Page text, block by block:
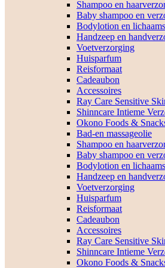
Shampoo en
Baby shampoo en
Bodylotion en
Handzeep en
Voetverzorging
Huisparfum
Reisformaat
Cadeaubon
Accessoires
Ray Care Sensitive
Shinncare Intieme
Okono Foods &
Bad-en massageolie
Shampoo en
Baby shampoo en
Bodylotion en
Handzeep en
Voetverzorging
Huisparfum
Reisformaat
Cadeaubon
Accessoires
Ray Care Sensitive
Shinncare Intieme
Okono Foods &